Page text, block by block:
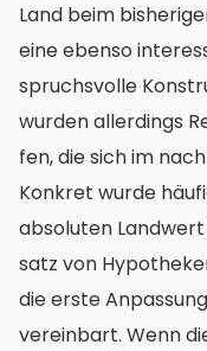
Land beim
eine ebenso
spruchsvolle
wurden allerdings
fen, die sich im
Konkret wurde
absoluten
satz von
die erste
vereinbart. Wenn